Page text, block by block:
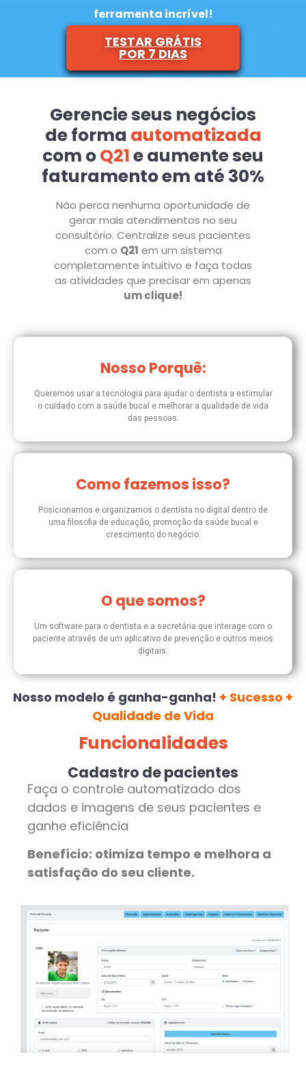
ferramenta incrível!
TESTAR GRÁTIS
POR 7 DIAS
Gerencie seus negócios
de forma automatizada
com oQ21e aumente seu
faturamento em até 30%
Não perca nenhuma oportunidade de
gerar mais atendimentos no seu
consultório. Centralize seus pacientes
com o Q21 em um sistema
completamente intuitivo e faça todas
as atividades que precisar em apenas
um clique!
Nosso Porquê:
Queremos usar a tecnologia para ajudar o dentista a estimular
o cuidado com a saúde bucal e melhorar a qualidade de vida
das pessoas.
Como fazemos isso?
Posicionamos e organizamos o dentista no digital dentro de
uma filosofia de educação, promoção da saúde bucal e
crescimento do negócio.
O que somos?
Um software para o dentista e a secretária que interage com o
paciente através de um aplicativo de prevenção e outros meios
digitais.
Nosso modelo é ganha-ganha! + Sucesso +
Qualidade de Vida
Funcionalidades
Cadastro de pacientes
Faça o controle automatizado dos
dados e imagens de seus pacientes e
ganhe eficiência
Benefício: otimiza tempo e melhora a
satisfação do seu cliente.